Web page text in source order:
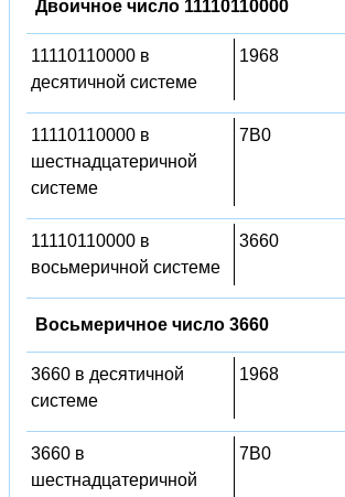
Двоичное число 11110110000
11110110000 в
десятичной системе
1968
11110110000 в
шестнадцатеричной
системе
7B0
11110110000 в
восьмеричной системе
3660
Восьмеричное число 3660
3660 в десятичной
системе
1968
3660 в
шестнадцатеричной
7B0